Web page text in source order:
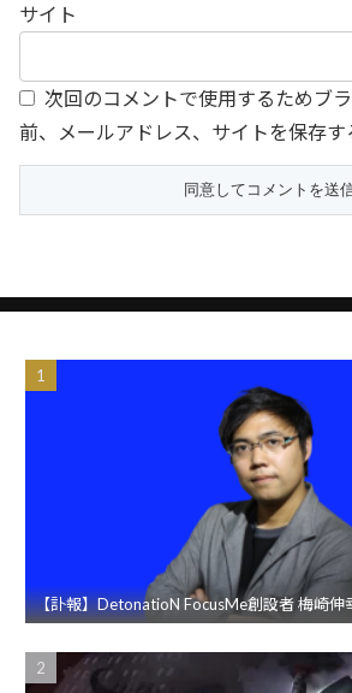
サイト
次回のコメントで使用するためブ
前、メールアドレス、サイトを保存す
【訃報】DetonatioN FocusMe創設者 梅崎伸